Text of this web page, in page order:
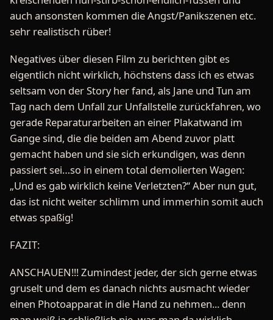
auch ansonsten kommen die Angst/Panikszenen etc.
sehr realistisch rüber!
Negatives über diesen Film zu berichten gibt es
eigentlich nicht wirklich, höchstens dass ich es etwas
seltsam von der Story her fand, als Jane und Tun am
Tag nach dem Unfall zur Unfallstelle zurückfahren, wo
gerade Reparaturarbeiten an einer Plakatwand im
Gange sind, die die beiden am Abend zuvor platt
gemacht haben und sie sich erkundigen, was denn
passiert sei…so in einem total demolierten Wagen:
„Und es gab wirklich keine Verletzten?“ Aber nun gut,
das ist nicht weiter schlimm und immerhin somit auch
etwas spaßig!
FAZIT:
ANSCHAUEN!!! Zumindest jeder, der sich gerne etwas
gruselt und dem es danach nichts ausmacht wieder
einen Photoapparat in die Hand zu nehmen... denn